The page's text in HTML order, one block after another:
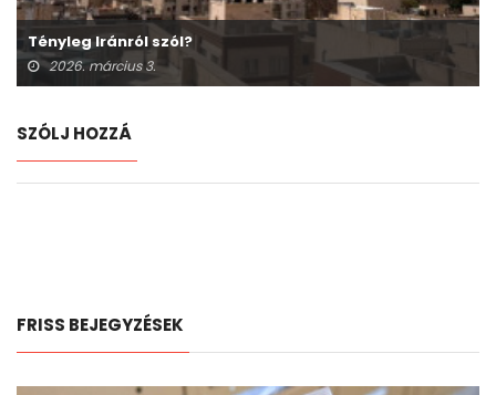
Tényleg Iránról szól?
2026. március 3.
SZÓLJ HOZZÁ
FRISS BEJEGYZÉSEK